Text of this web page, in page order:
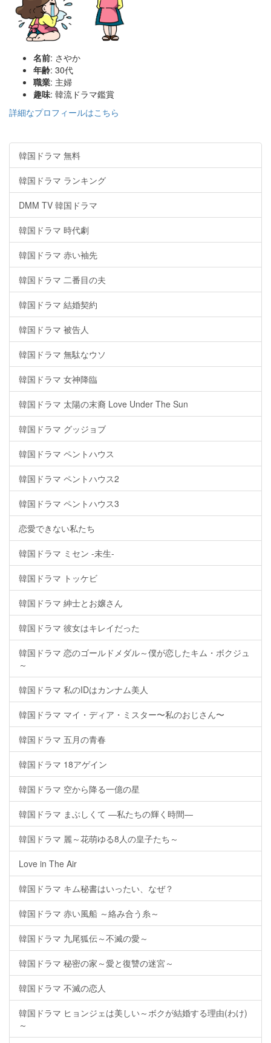
名前: さやか
年齢: 30代
職業: 主婦
趣味: 韓流ドラマ鑑賞
詳細なプロフィールはこちら
韓国ドラマ 無料
韓国ドラマ ランキング
DMM TV 韓国ドラマ
韓国ドラマ 時代劇
韓国ドラマ 赤い袖先
韓国ドラマ 二番目の夫
韓国ドラマ 結婚契約
韓国ドラマ 被告人
韓国ドラマ 無駄なウソ
韓国ドラマ 女神降臨
韓国ドラマ 太陽の末裔 Love Under The Sun
韓国ドラマ グッジョブ
韓国ドラマ ペントハウス
韓国ドラマ ペントハウス2
韓国ドラマ ペントハウス3
恋愛できない私たち
韓国ドラマ ミセン -未生-
韓国ドラマ トッケビ
韓国ドラマ 紳士とお嬢さん
韓国ドラマ 彼女はキレイだった
韓国ドラマ 恋のゴールドメダル～僕が恋したキム・ボクジュ
～
韓国ドラマ 私のIDはカンナム美人
韓国ドラマ マイ・ディア・ミスター〜私のおじさん〜
韓国ドラマ 五月の青春
韓国ドラマ 18アゲイン
韓国ドラマ 空から降る一億の星
韓国ドラマ まぶしくて ―私たちの輝く時間―
韓国ドラマ 麗～花萌ゆる8人の皇子たち～
Love in The Air
韓国ドラマ キム秘書はいったい、なぜ？
韓国ドラマ 赤い風船 ～絡み合う糸～
韓国ドラマ 九尾狐伝～不滅の愛～
韓国ドラマ 秘密の家～愛と復讐の迷宮～
韓国ドラマ 不滅の恋人
韓国ドラマ ヒョンジェは美しい～ボクが結婚する理由(わけ)
～